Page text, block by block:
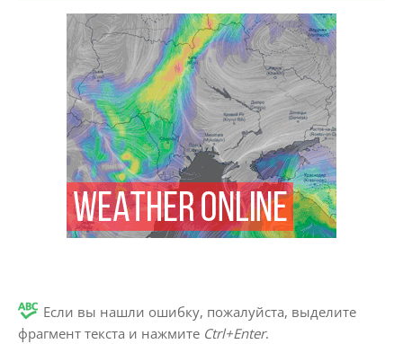
Если вы нашли ошибку, пожалуйста, выделите
фрагмент текста и нажмите Ctrl+Enter.